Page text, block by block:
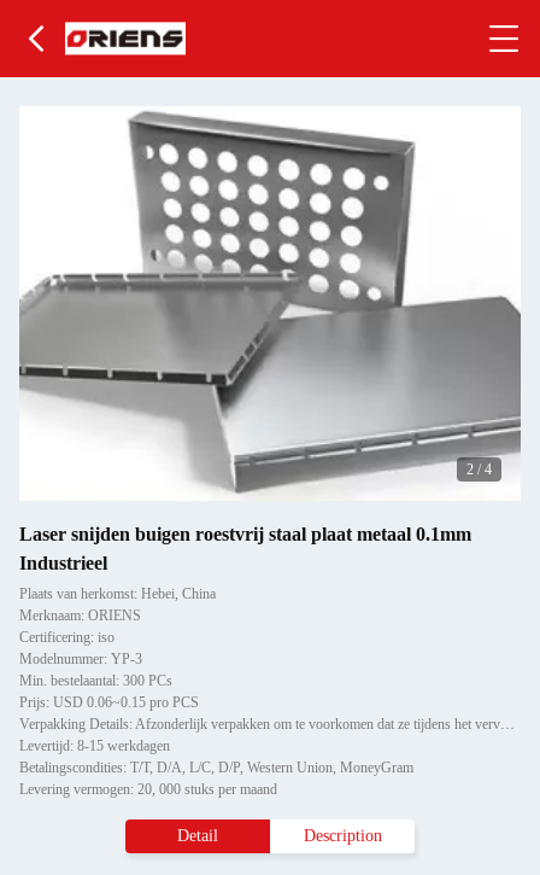
2 / 4
Laser snijden buigen roestvrij staal plaat metaal 0.1mm
Industrieel
Plaats van herkomst: Hebei, China
Merknaam: ORIENS
Certificering: iso
Modelnummer: YP-3
Min. bestelaantal: 300 PCs
Prijs: USD 0.06~0.15 pro PCS
Verpakking Details: Afzonderlijk verpakken om te voorkomen dat ze tijdens het vervoer beschadigd raken of krabben, vervo
Levertijd: 8-15 werkdagen
Betalingscondities: T/T, D/A, L/C, D/P, Western Union, MoneyGram
Levering vermogen: 20, 000 stuks per maand
Detail Description